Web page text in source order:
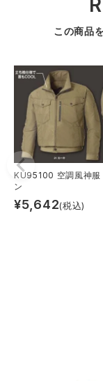
この商品
KU95100 空調風神服
ン
¥5,642(税込)